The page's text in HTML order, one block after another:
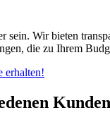
sein. Wir bieten
die zu Ihrem
erhalten!
Kunden